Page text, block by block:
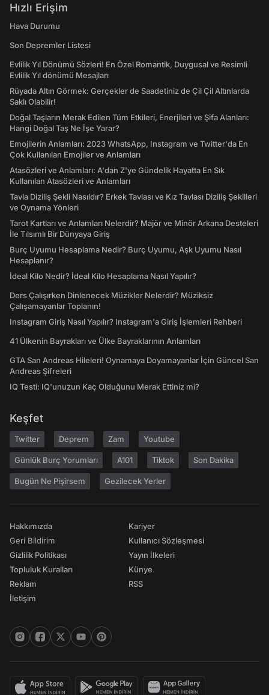
Hızlı Erişim
Hava Durumu
Son Depremler Listesi
Evlilik Yıl Dönümü Sözleri! En Özel Romantik, Duygusal ve Resimli
Evlilik Yıl dönümü Mesajları
Rüyada Altın Görmek: Gerçekler de Saadetiniz de Çil Çil Altınlarda
Saklı Olabilir!
Doğal Taşların Merak Edilen Tüm Etkileri, Enerjileri ve Şifa Alanları:
Hangi Doğal Taş Ne İşe Yarar?
Emojilerin Anlamları: 2023 WhatsApp, Instagram ve Twitter'da En
Çok Kullanılan Emojiler ve Anlamları
Atasözleri ve Anlamları: A'dan Z'ye Gündelik Hayatta En Sık
Kullanılan Atasözleri ve Anlamları
Tavla Diziliş Şekli Nasıldır? Erkek Tavlası ve Kız Tavlası Diziliş Şekilleri
ve Oynama Yönleri
Tarot Kartları ve Anlamları Nelerdir? Majör ve Minör Arkana Desteleri
İle Tılsımlı Bir Dünyaya Giriş
Burç Uyumu Hesaplama Nedir? Burç Uyumu, Aşk Uyumu Nasıl
Hesaplanır?
İdeal Kilo Nedir? İdeal Kilo Hesaplama Nasıl Yapılır?
Ders Çalışırken Dinlenecek Müzikler Nelerdir? Müziksiz
Çalışamayanlar Toplanın!
Instagram Giriş Nasıl Yapılır? Instagram'a Giriş İşlemleri Rehberi
41 Ülkenin Bayrakları ve Ülke Bayraklarının Anlamları
GTA San Andreas Hileleri! Oynamaya Doyamayanlar İçin Güncel San
Andreas Şifreleri
IQ Testi: IQ'unuzun Kaç Olduğunu Merak Ettiniz mi?
Keşfet
Twitter Deprem Zam Youtube
Günlük Burç Yorumları A101 Tiktok Son Dakika
Bugün Ne Pişirsem Gezilecek Yerler
Hakkımızda
Geri Bildirim
Gizlilik Politikası
Topluluk Kuralları
Reklam
İletişim
Kariyer
Kullanıcı Sözleşmesi
Yayın İlkeleri
Künye
RSS